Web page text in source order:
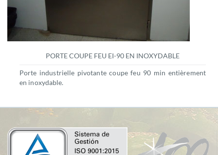
PORTE COUPE FEU EI-90 EN INOXYDABLE
Porte industrielle pivotante coupe feu 90 min entièrement
en inoxydable.